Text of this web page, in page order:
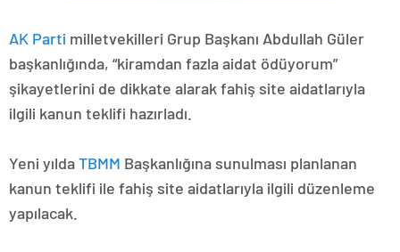
AK Parti milletvekilleri Grup Başkanı Abdullah Güler
başkanlığında, “kiramdan fazla aidat ödüyorum”
şikayetlerini de dikkate alarak fahiş site aidatlarıyla
ilgili kanun teklifi hazırladı.
Yeni yıldaTBMM Başkanlığına sunulması planlanan
kanun teklifi ile fahiş site aidatlarıyla ilgili düzenleme
yapılacak.